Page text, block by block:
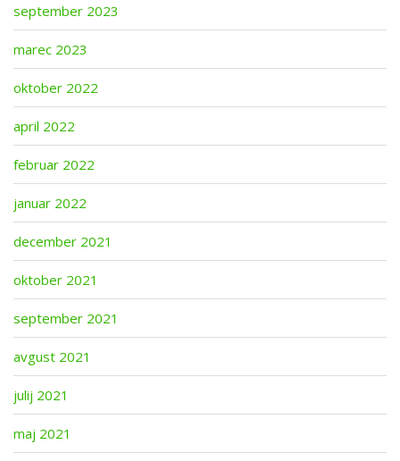
september 2023
marec 2023
oktober 2022
april 2022
februar 2022
januar 2022
december 2021
oktober 2021
september 2021
avgust 2021
julij 2021
maj 2021